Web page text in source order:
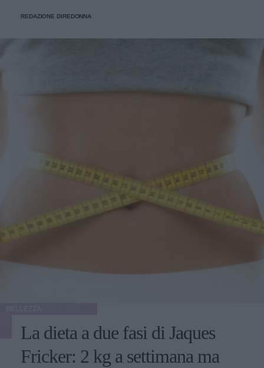
REDAZIONE DIREDONNA
La dieta a due fasi di Jaques
Fricker: 2 kg a settimana ma